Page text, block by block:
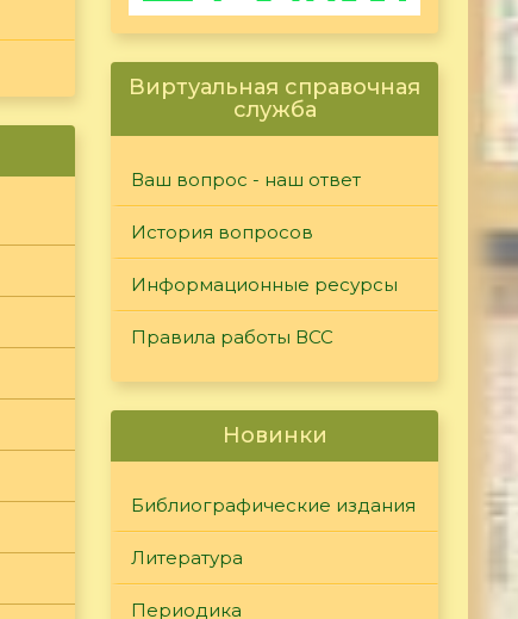
Виртуальная справочная
служба
Ваш вопрос - наш ответ
История вопросов
Информационные ресурсы
Правила работы ВСС
Новинки
Библиографические издания
Литература
Периодика